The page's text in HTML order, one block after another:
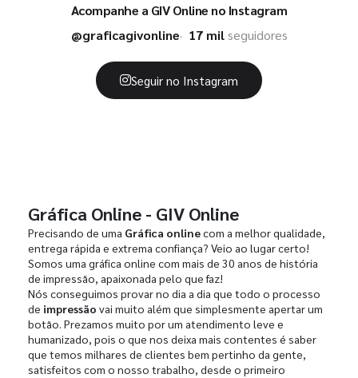
Acompanhe a GIV Online no Instagram
@graficagivonline
17 milseguidores
Seguir no Instagram
Gráfica Online - GIV Online
Precisando de uma Gráfica onlinecom a melhor qualidade,
entrega rápida e extrema confiança? Veio ao lugar certo!
Somos uma gráfica online com mais de 30 anos de história
de impressão, apaixonada pelo que faz!
Nós conseguimos provar no dia a dia que todo o processo
de impressão vai muito além que simplesmente apertar um
botão. Prezamos muito por um atendimento leve e
humanizado, pois o que nos deixa mais contentes é saber
que temos milhares de clientes bem pertinho da gente,
satisfeitos com o nosso trabalho, desde o primeiro